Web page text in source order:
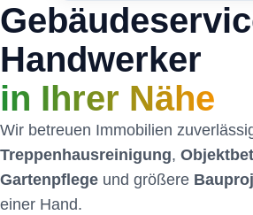
Handwerker
in Ihrer Nähe
Wir betreuen Immobilien
Treppenhausreinigung,
Gartenpflege und größere
einer Hand.